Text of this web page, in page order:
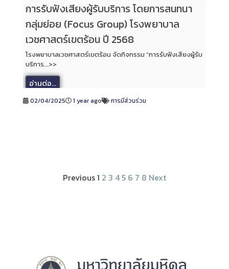
การรับฟังเสียงผู้รับบริการ โดยการสนทนา
กลุ่มย่อย (Focus Group) โรงพยาบาล
เวชศาสตร์เขตร้อน ปี 2568
โรงพยาบาลเวชศาสตร์เขตร้อน จัดกิจกรรม “การรับฟังเสียงผู้รับ
บริการ...>>
อ่านต่อ...
02/04/2025 1 year ago การมีส่วนร่วม
Previous1 2 3 4 5 6 7 8 Next